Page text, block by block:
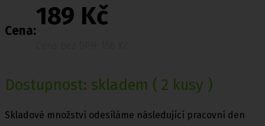
Cena:
189 Kč
Dostupnost: skladem ( 2 kusy )
Skladové množství odesíláme následující pracovní den